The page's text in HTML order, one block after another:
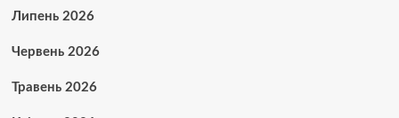
Липень 2026
Червень 2026
Травень 2026